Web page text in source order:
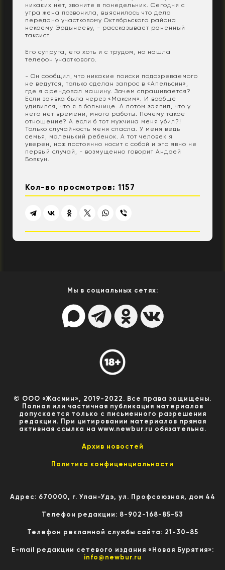
никаких нет, звоните в понедельник. Сегодня с
утра жена позвонила, выяснилось что дело
передано участковому Октябрьского района
некоему Эрдынееву, - рассказывает раненный
таксист.
Его супруга, его хоть и с трудом, но нашла
телефон участкового.
- Он сообщил, что никакие поиски подозреваемого
не ведутся, только сделан запрос в «Апельсин»,
где я арендовал машину. Зачем спрашивается?
Если заявка была через «Максим». И вообще
удивился, что я в больнице. А потом заявил, что у
него нет времени, много работы. Почему такое
отношение? А если б тот мужчина меня убил?!
Только случайность меня спасла. У меня ведь
семья, маленький ребенок. А тот человек я
уверен, нож постоянно носит с собой и это явно не
первый случай, - возмущенно говорит Андрей
Бовкун.
Кол-во просмотров: 1157
Мы в социальных сетях:
© ООО «Жасмин», 2019-2022. Все права защищены.
Полная или частичная публикация материалов
допускается только с письменного разрешения
редакции. При цитировании материалов прямая
активная ссылка на www.newbur.ru обязательна.
Архив новостей
Политика конфиценциальности
Адрес: 670000, г. Улан-Удэ, ул. Профсоюзная, дом 44
Телефон редакции: 8-902-168-85-53
Телефон рекламной службы сайта: 21-30-85
E-mail редакции сетевого издания «Новая Бурятия»:
info@newbur.ru